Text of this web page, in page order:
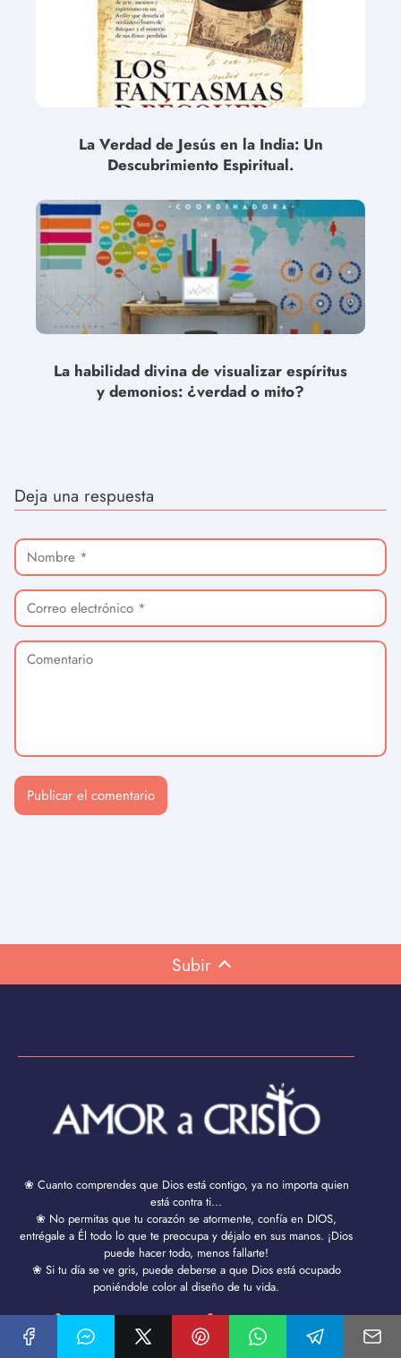
La Verdad de Jesús en la India: Un
Descubrimiento Espiritual.
La habilidad divina de visualizar espíritus
y demonios: ¿verdad o mito?
Deja una respuesta
Subir
❀ Cuanto comprendes que Dios está contigo, ya no importa quien
está contra ti...
❀ No permitas que tu corazón se atormente, confía en DIOS,
entrégale a Él todo lo que te preocupa y déjalo en sus manos. ¡Dios
puede hacer todo, menos fallarte!
❀ Si tu día se ve gris, puede deberse a que Dios está ocupado
poniéndole color al diseño de tu vida.
Aviso Legal y Términos de Uso
Contacto